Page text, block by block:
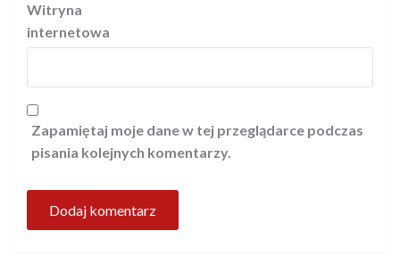
Witryna
internetowa
Zapamiętaj moje dane w tej przeglądarce podczas
pisania kolejnych komentarzy.